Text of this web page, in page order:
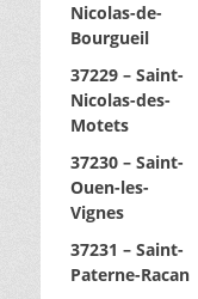
Nicolas-de-
Bourgueil
37229 – Saint-
Nicolas-des-
Motets
37230 – Saint-
Ouen-les-
Vignes
37231 – Saint-
Paterne-Racan